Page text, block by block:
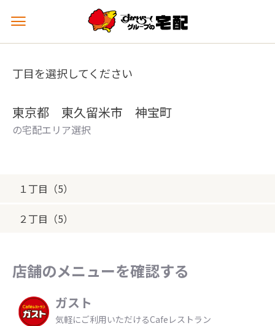
メ
ュ
を
丁目を選択してください
東京都 東久留米市 神宝町
の宅配エリア選択
１丁目（5）
２丁目（5）
店舗のメニューを確認する
ガスト
気軽にご利用いただけるCafeレストラン